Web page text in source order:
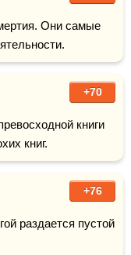
Они самые
+70
книги
книг.
+76
раздается пустой